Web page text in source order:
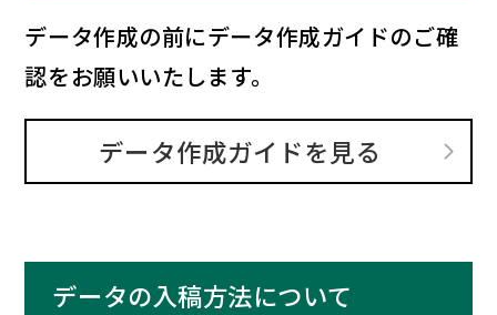
データ作成の前にデータ作成ガイドのご確
認をお願いいたします。
データ作成ガイドを見る
データの入稿方法について